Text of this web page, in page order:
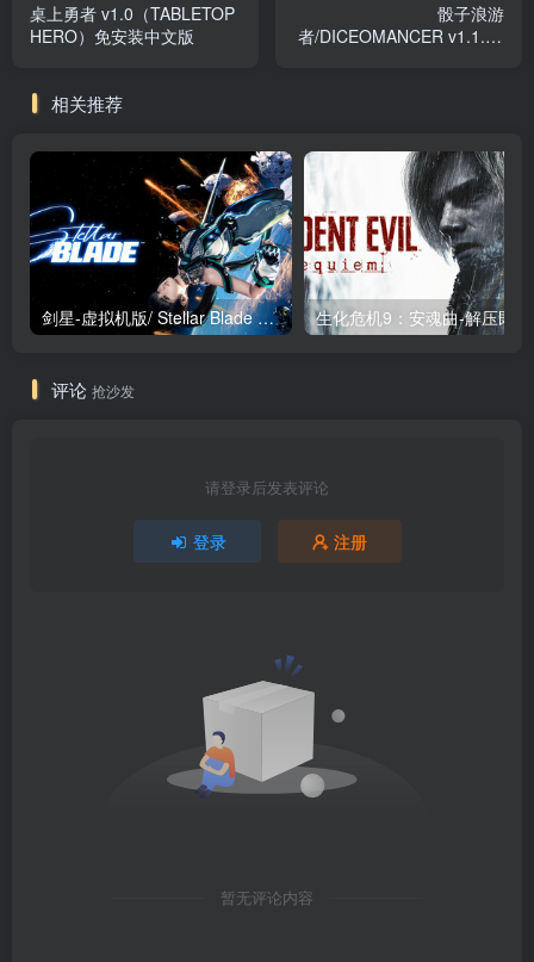
桌上勇者 v1.0（TABLETOP
HERO）免安装中文版
骰子浪游
者/DICEOMANCER v1.1.18
相关推荐
剑星-虚拟机版/ Stellar Blade v1.4.1|Build.19963153 终极版新补丁 送修改器 免安装中文版
评论 抢沙发
请登录后发表评论
登录 注册
暂无评论内容